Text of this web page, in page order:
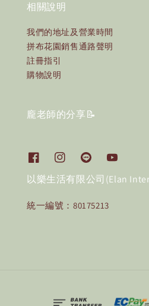
相關說明
我們的地址及營業時間
拼布花園銷售通路聲明
註冊指引
購物說明
龐老師的分享📝
以樂生活有限公司(Elan
統一編號：80175213